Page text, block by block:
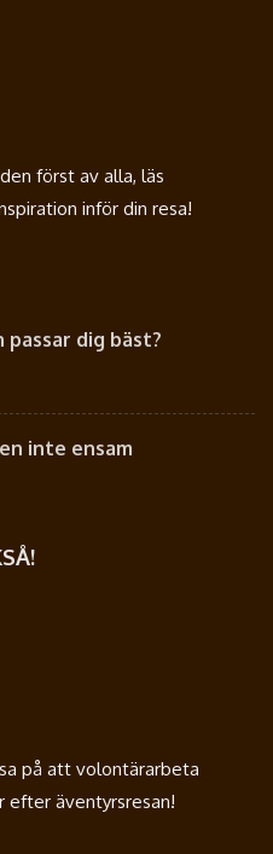
först av alla, läs
inför din resa!
dig bäst?
inte ensam
på att volontärarbeta
efter äventyrsresan!